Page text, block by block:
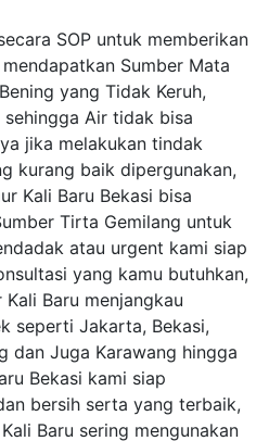
SOP untuk memberikan
Sumber Mata
yang Tidak Keruh,
sehingga Air tidak bisa
jika melakukan tindak
kurang baik dipergunakan,
Kali Baru Bekasi bisa
Tirta Gemilang untuk
atau urgent kami siap
yang kamu butuhkan,
Baru menjangkau
seperti Jakarta, Bekasi,
dan Juga Karawang hingga
Bekasi kami siap
bersih serta yang terbaik,
Baru sering mengunakan